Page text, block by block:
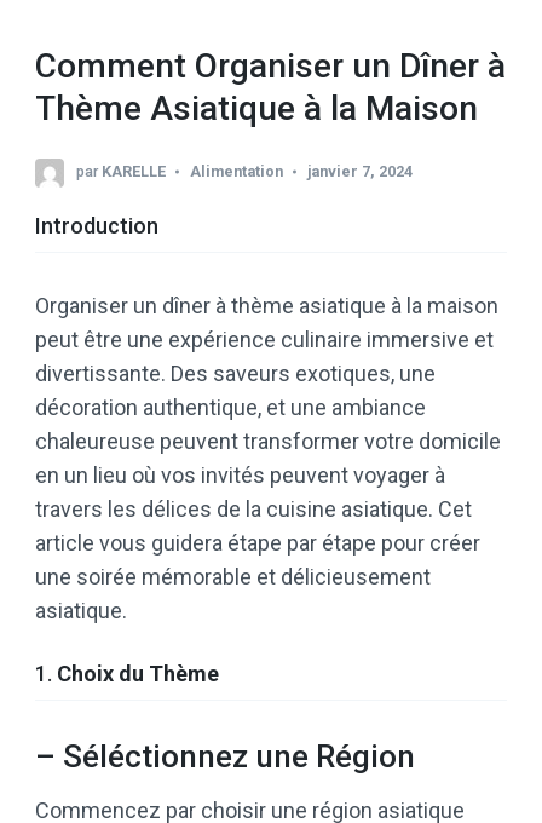
Comment Organiser un Dîner à
Thème Asiatique à la Maison
par KARELLE Alimentation janvier 7, 2024
Introduction
Organiser un dîner à thème asiatique à la maison
peut être une expérience culinaire immersive et
divertissante. Des saveurs exotiques, une
décoration authentique, et une ambiance
chaleureuse peuvent transformer votre domicile
en un lieu où vos invités peuvent voyager à
travers les délices de la cuisine asiatique. Cet
article vous guidera étape par étape pour créer
une soirée mémorable et délicieusement
asiatique.
1. Choix du Thème
– Séléctionnez une Région
Commencez par choisir une région asiatique